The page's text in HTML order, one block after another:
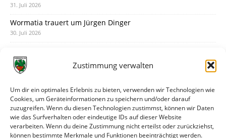
Zustimmung verwalten
Um dir ein optimales Erlebnis zu bieten, verwenden wir Technologien wie
Cookies, um Geräteinformationen zu speichern und/oder darauf
zuzugreifen. Wenn du diesen Technologien zustimmst, können wir Daten
wie das Surfverhalten oder eindeutige IDs auf dieser Website
verarbeiten. Wenn du deine Zustimmung nicht erteilst oder zurückziehst,
können bestimmte Merkmale und Funktionen beeinträchtigt werden.
31. Juli 2026
Wormatia trauert um Jürgen Dinger
30. Juli 2026
28. Juli 2026
28. Juli 2026
Neue Podcast-Folge: So tickt Björn!
27. Juli 2026
Eindrücke vom Stadionfest